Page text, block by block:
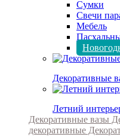
Сумки
Свечи
Мебель
Декоративные
Летний
Декоративные вазы
декоративные